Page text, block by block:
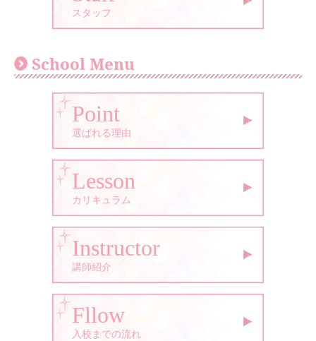
スタッフ
School Menu
Point
選ばれる理由
Lesson
カリキュラム
Instructor
講師紹介
Fllow
入校までの流れ